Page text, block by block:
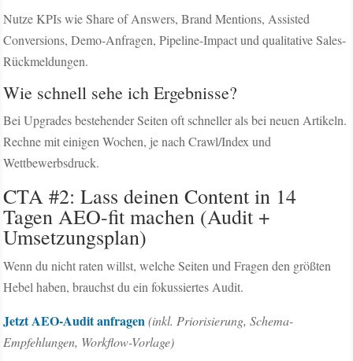
Nutze KPIs wie Share of Answers, Brand Mentions, Assisted
Conversions, Demo-Anfragen, Pipeline-Impact und qualitative Sales-
Rückmeldungen.
Wie schnell sehe ich Ergebnisse?
Bei Upgrades bestehender Seiten oft schneller als bei neuen Artikeln.
Rechne mit einigen Wochen, je nach Crawl/Index und
Wettbewerbsdruck.
CTA #2: Lass deinen Content in 14
Tagen AEO-fit machen (Audit +
Umsetzungsplan)
Wenn du nicht raten willst, welche Seiten und Fragen den größten
Hebel haben, brauchst du ein fokussiertes Audit.
Jetzt AEO-Audit anfragen (inkl. Priorisierung, Schema-
Empfehlungen, Workflow-Vorlage)